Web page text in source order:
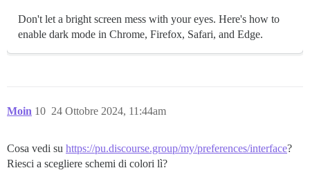
Don't let a bright screen mess with your eyes. Here's how to
enable dark mode in Chrome, Firefox, Safari, and Edge.
Moin 24 Ottobre 2024, 11:44am
10
Cosa vedi su https://pu.discourse.group/my/preferences/interface?
Riesci a scegliere schemi di colori lì?